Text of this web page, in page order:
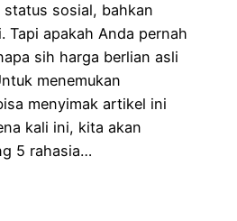
sosial, bahkan
Tapi apakah Anda pernah
sih harga berlian asli
menemukan
menyimak artikel ini
kali ini, kita akan
5 rahasia…